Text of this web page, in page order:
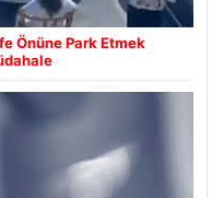
Önüne Park Etmek